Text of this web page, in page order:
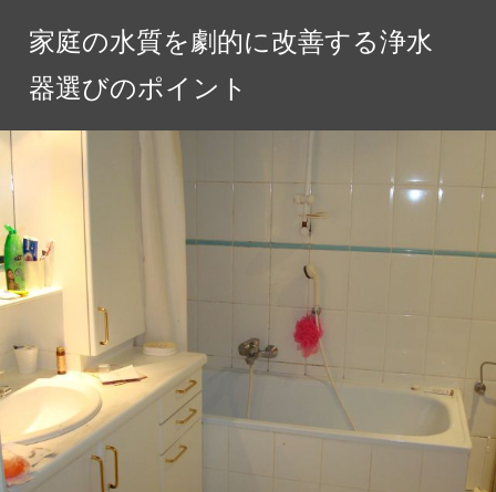
ツ
へ
ス
キ
ッ
プ
家庭の水質を劇的に改善する浄水
器選びのポイント